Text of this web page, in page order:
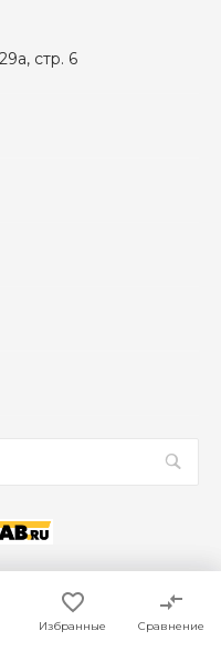
Избранные Сравнение
Избранные Сравнение
стр. 6
защищены